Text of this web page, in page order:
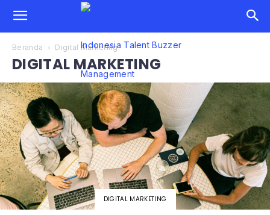
Beranda Digital Marketing
DIGITAL MARKETING
DIGITAL MARKETING